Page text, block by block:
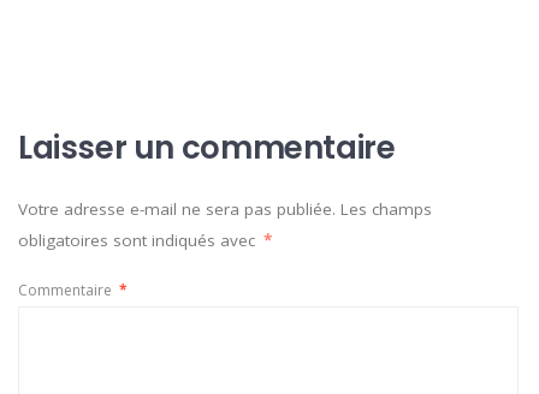
Laisser un commentaire
Votre adresse e-mail ne sera pas publiée. Les champs
obligatoires sont indiqués avec *
Commentaire *